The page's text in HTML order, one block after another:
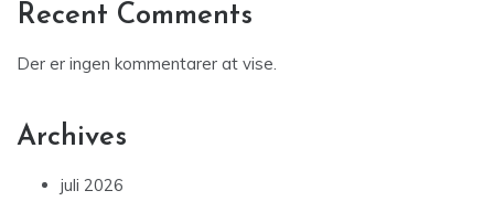
Recent Comments
Der er ingen kommentarer at vise.
Archives
juli 2026